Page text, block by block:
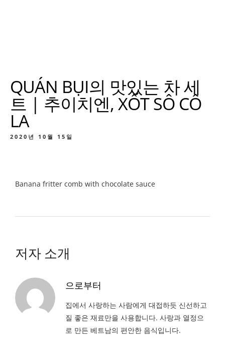
QUÁN BỤI의 맛있는 차 세
트 | 추이치엔, XỐT SÔ CÔ
LA
2020년 10월 15일
Banana fritter comb with chocolate sauce
저자 소개
으로부터
집에서 사랑하는 사람에게 대접하듯 신선하고
질 좋은 재료만을 사용합니다. 사랑과 열정으
로 만든 베트남의 편안한 음식입니다.